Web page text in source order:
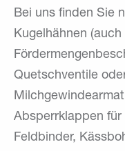
Bei uns finden Sie
Kugelhähnen
Quetschventile
Absperrklappen für
Feldbinder,